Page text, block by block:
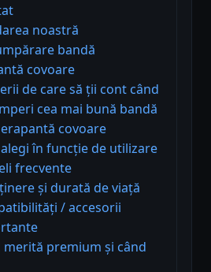
noastră
bandă
covoare
de care să ții cont când
cea mai bună bandă
covoare
în funcție de utilizare
frecvente
și durată de viață
/ accesorii
merită premium și când